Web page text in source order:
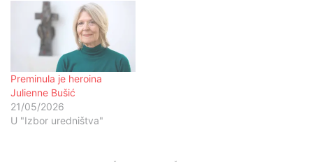
Preminula je heroina
Julienne Bušić
21/05/2026
U "Izbor uredništva"